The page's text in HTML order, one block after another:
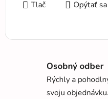
Tlač Opýtať sa
Osobný odber
Rýchly a
svoju objednávku.